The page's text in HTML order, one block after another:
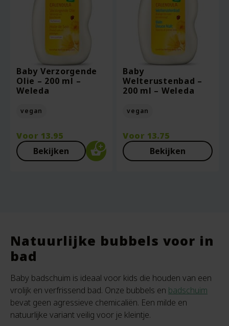
Baby Verzorgende
Olie – 200 ml –
Weleda
vegan
Voor 13.95
Bekijken
Baby
Welterustenbad –
200 ml – Weleda
vegan
Voor 13.75
Bekijken
Natuurlijke bubbels voor in
bad
Baby badschuim is ideaal voor kids die houden van een
vrolijk en verfrissend bad. Onze bubbels en badschuim
bevat geen agressieve chemicaliën. Een milde en
natuurlijke variant veilig voor je kleintje.